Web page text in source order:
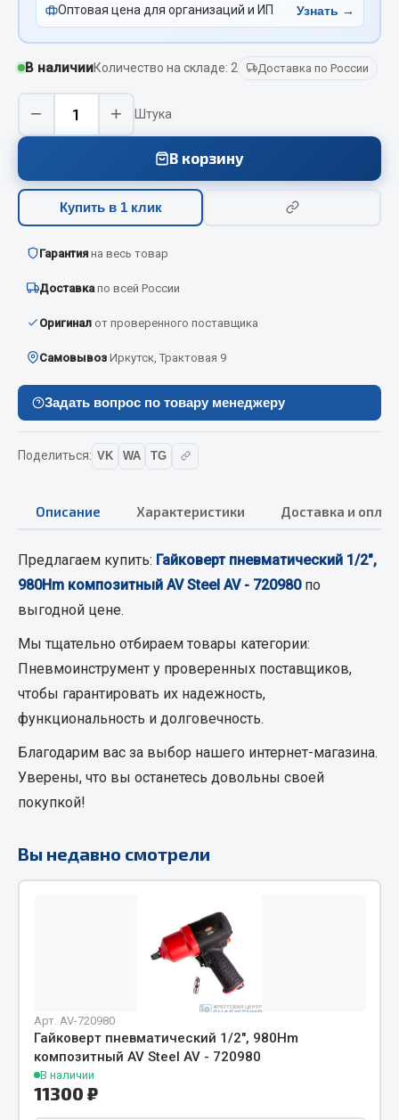
Весь раздел
Смазочные материалы
Охладжающие жидкости
Технические жидкости
Весь раздел
МЕТИЗЫ
Болты
Гайки
Пресс-масленки
Пружины
Весь раздел
Соединительные элементы
Camozzi
Адаптеры и переходники
Тройники
Трубки, муфты, гайки
Угольники
Штуцеры
Весь раздел
Инструмент
Измерительный инструмент
Крепежный инструмент
Слесарный инструмент
Столярный инструмент
Оптовая цена для организаций и ИП Узнать →
В наличииКоличество на складе: 2 Доставка по России
− + Штука
В корзину
Купить в 1 клик
Гарантия на весь товар
Доставка по всей России
Оригинал от проверенного поставщика
Самовывоз Иркутск, Трактовая 9
Задать вопрос по товару менеджеру
Поделиться: VK WA TG
Описание Характеристики Доставка и
Предлагаем купить: Гайковерт пневматический 1/2",
980Hm композитный AV Steel AV - 720980по
выгодной цене.
Мы тщательно отбираем товары категории:
Пневмоинструмент у проверенных поставщиков,
чтобы гарантировать их надежность,
функциональность и долговечность.
Благодарим вас за выбор нашего интернет-магазина.
Уверены, что вы останетесь довольны своей
покупкой!
Вы недавно смотрели
Арт. AV-720980
Гайковерт пневматический 1/2", 980Hm
композитный AV Steel AV - 720980
В наличии
11300 ₽